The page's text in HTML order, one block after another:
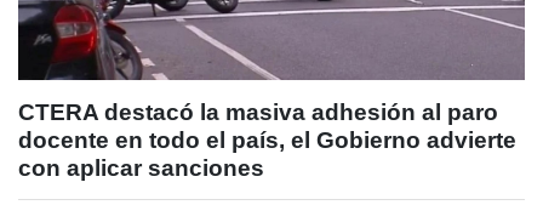
CTERA destacó la masiva adhesión al paro
docente en todo el país, el Gobierno advierte
con aplicar sanciones